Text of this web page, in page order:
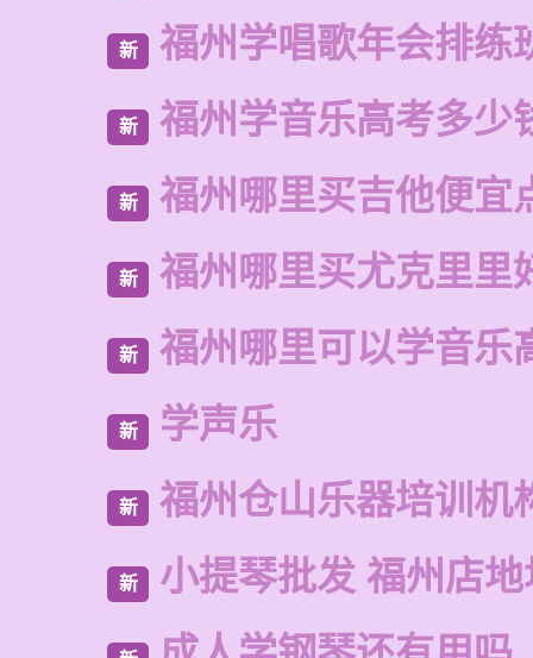
新 福州学唱歌年会排练
新 福州学音乐高考多少
新 福州哪里买吉他便宜
新 福州哪里买尤克里里
新 福州哪里可以学音乐
新 学声乐
新 福州仓山乐器培训机
新 小提琴批发 福州店地